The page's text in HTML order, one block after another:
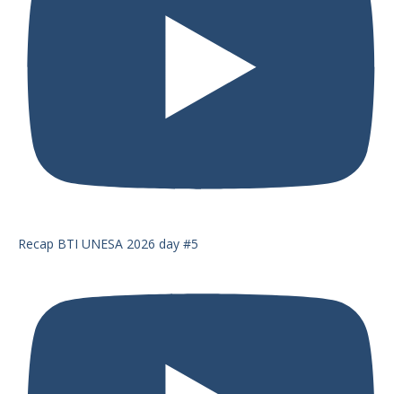
Recap BTI UNESA 2026 day #5